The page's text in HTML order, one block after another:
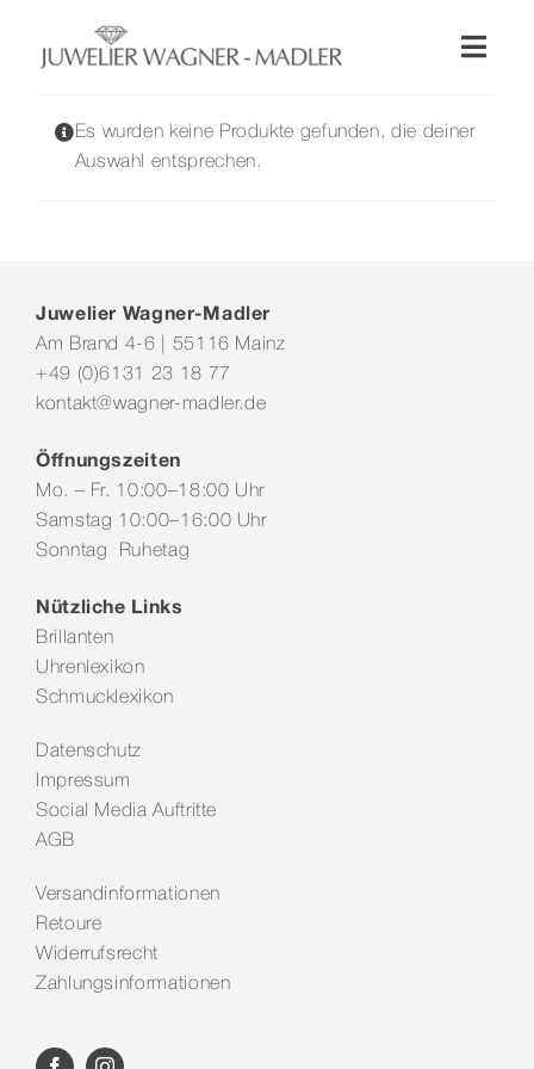
springen
Wellendorff
Service & Leistungen
Es wurden keine Produkte gefunden, die deiner
Auswahl entsprechen.
Juwelier Wagner-Madler
Am Brand 4-6 | 55116 Mainz
+49 (0)6131 23 18 77
kontakt@wagner-madler.de
Öffnungszeiten
Mo. – Fr. 10:00–18:00 Uhr
Samstag 10:00–16:00 Uhr
Sonntag Ruhetag
Nützliche Links
Brillanten
Uhrenlexikon
Schmucklexikon
Datenschutz
Impressum
Social Media Auftritte
AGB
Versandinformationen
Retoure
Widerrufsrecht
Zahlungsinformationen